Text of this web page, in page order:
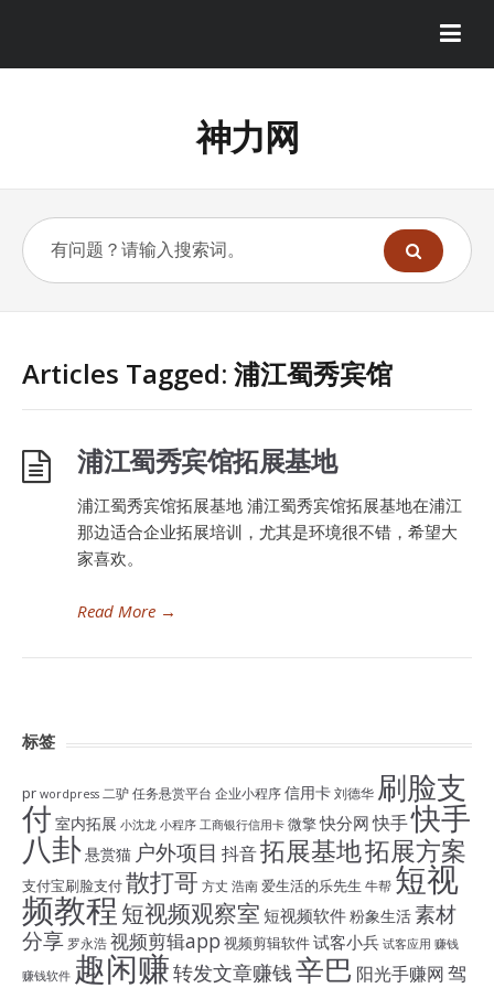
神力网
Articles Tagged: 浦江蜀秀宾馆
浦江蜀秀宾馆拓展基地
浦江蜀秀宾馆拓展基地 浦江蜀秀宾馆拓展基地在浦江
那边适合企业拓展培训，尤其是环境很不错，希望大
家喜欢。
Read More →
标签
pr wordpress 二驴任务悬赏平台 企业小程序信用卡刘德华 刷脸支
付 室内拓展 小沈龙 小程序 工商银行信用卡 微擎快分网 快手快手
八卦悬赏猫 户外项目 抖音拓展基地拓展方案
支付宝刷脸支付散打哥 方丈 浩南爱生活的乐先生 牛帮 短视
频教程 短视频观察室 短视频软件粉象生活素材
分享 罗永浩视频剪辑app 视频剪辑软件试客小兵 试客应用 赚钱
赚钱软件 趣闲赚转发文章赚钱辛巴 阳光手赚网驾